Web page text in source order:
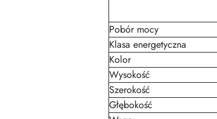
Pobór mocy
Klasa energetyczna
Kolor
Wysokość
Szerokość
Głębokość